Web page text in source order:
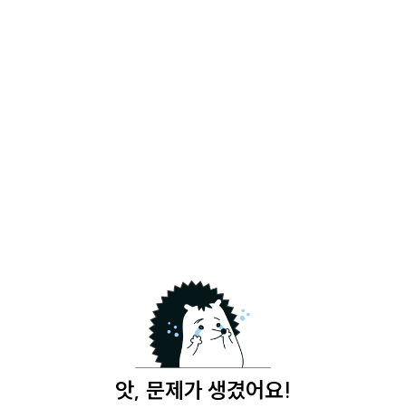
앗, 문제가 생겼어요!